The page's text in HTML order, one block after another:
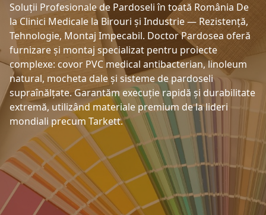
Soluții Profesionale de Pardoseli în toată România De
la Clinici Medicale la Birouri și Industrie — Rezistență,
Tehnologie, Montaj Impecabil. Doctor Pardosea oferă
furnizare și montaj specializat pentru proiecte
complexe: covor PVC medical antibacterian, linoleum
natural, mocheta dale și sisteme de pardoseli
supraînălțate. Garantăm execuție rapidă și durabilitate
extremă, utilizând materiale premium de la lideri
mondiali precum Tarkett.